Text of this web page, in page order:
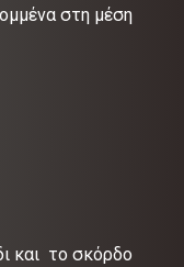
στη μέση
και το σκόρδο